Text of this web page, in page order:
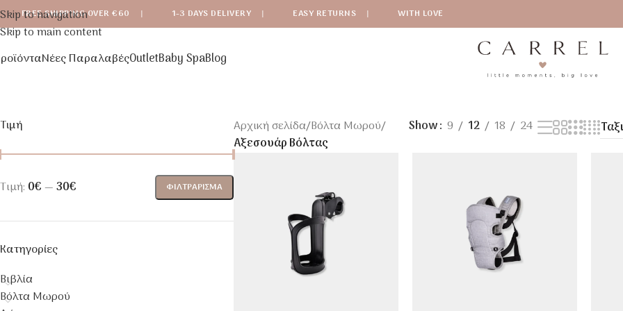
Skip to navigation
Skip to main content
FREE SHIPPING OVER €60 | 1-3 DAYS DELIVERY | EASY RETURNS | WITH LOVE
Νέες ΠαραλαβέςOutletBaby SpaBlog
Τιμή
ΦΙΛΤΡΆΡΙΣΜΑ
Τιμή: 0€—30€
Κατηγορίες
Βιβλία
Βόλτα Μωρού
Αρχική σελίδα/Βόλτα Μωρού/
Αξεσουάρ Βόλτας
Show 9 12 18 24